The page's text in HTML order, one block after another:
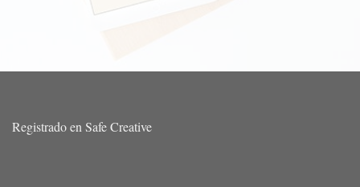
Registrado en Safe Creative